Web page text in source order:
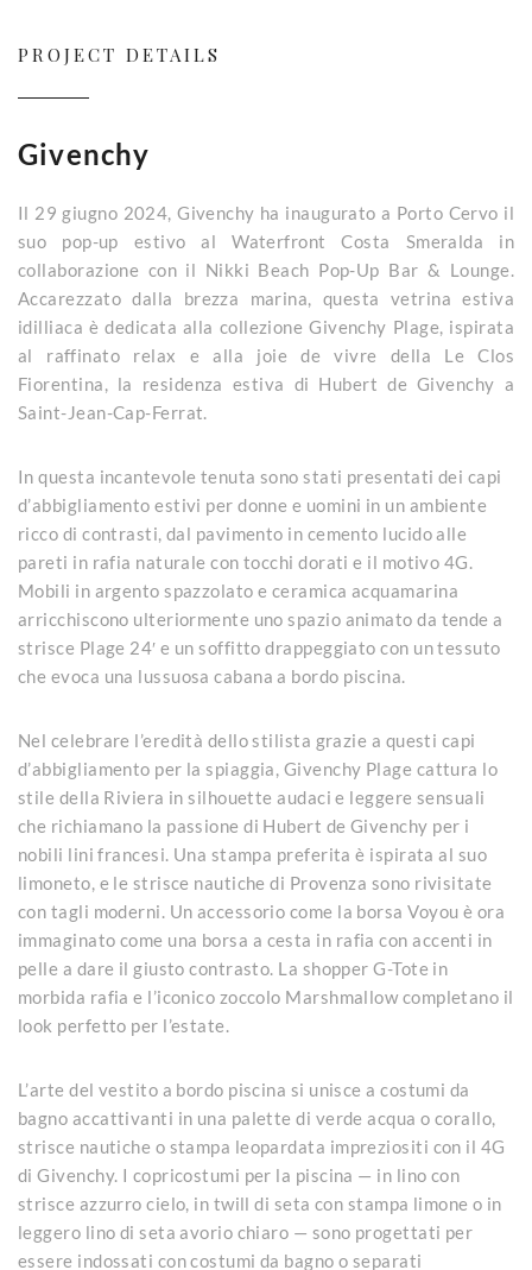
PROJECT DETAILS
Givenchy
Il 29 giugno 2024, Givenchy ha inaugurato a Porto Cervo il
suo pop-up estivo al Waterfront Costa Smeralda in
collaborazione con il Nikki Beach Pop-Up Bar & Lounge.
Accarezzato dalla brezza marina, questa vetrina estiva
idilliaca è dedicata alla collezione Givenchy Plage, ispirata
al raffinato relax e alla joie de vivre della Le Clos
Fiorentina, la residenza estiva di Hubert de Givenchy a
Saint-Jean-Cap-Ferrat.
In questa incantevole tenuta sono stati presentati dei capi
d’abbigliamento estivi per donne e uomini in un ambiente
ricco di contrasti, dal pavimento in cemento lucido alle
pareti in rafia naturale con tocchi dorati e il motivo 4G.
Mobili in argento spazzolato e ceramica acquamarina
arricchiscono ulteriormente uno spazio animato da tende a
strisce Plage 24′ e un soffitto drappeggiato con un tessuto
che evoca una lussuosa cabana a bordo piscina.
Nel celebrare l’eredità dello stilista grazie a questi capi
d’abbigliamento per la spiaggia, Givenchy Plage cattura lo
stile della Riviera in silhouette audaci e leggere sensuali
che richiamano la passione di Hubert de Givenchy per i
nobili lini francesi. Una stampa preferita è ispirata al suo
limoneto, e le strisce nautiche di Provenza sono rivisitate
con tagli moderni. Un accessorio come la borsa Voyou è ora
immaginato come una borsa a cesta in rafia con accenti in
pelle a dare il giusto contrasto. La shopper G-Tote in
morbida rafia e l’iconico zoccolo Marshmallow completano il
look perfetto per l’estate.
L’arte del vestito a bordo piscina si unisce a costumi da
bagno accattivanti in una palette di verde acqua o corallo,
strisce nautiche o stampa leopardata impreziositi con il 4G
di Givenchy. I copricostumi per la piscina — in lino con
strisce azzurro cielo, in twill di seta con stampa limone o in
leggero lino di seta avorio chiaro — sono progettati per
essere indossati con costumi da bagno o separati